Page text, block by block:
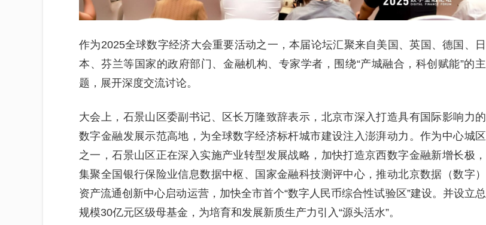
作为2025全球数字经济大会重要活动之一，本届论坛汇聚来自美国、英国、德国、日
本、芬兰等国家的政府部门、金融机构、专家学者，围绕“产城融合，科创赋能”的主
题，展开深度交流讨论。
大会上，石景山区委副书记、区长万隆致辞表示，北京市深入打造具有国际影响力的
数字金融发展示范高地，为全球数字经济标杆城市建设注入澎湃动力。作为中心城区
之一，石景山区正在深入实施产业转型发展战略，加快打造京西数字金融新增长极，
集聚全国银行保险业信息数据中枢、国家金融科技测评中心，推动北京数据（数字）
资产流通创新中心启动运营，加快全市首个“数字人民币综合性试验区”建设。并设立总
规模30亿元区级母基金，为培育和发展新质生产力引入“源头活水”。